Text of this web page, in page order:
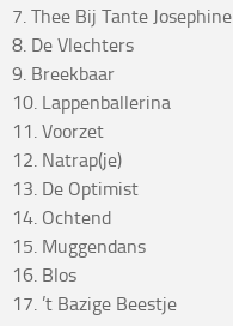
7. Thee Bij Tante Josephine
8. De Vlechters
9. Breekbaar
10. Lappenballerina
11. Voorzet
12. Natrap(je)
13. De Optimist
14. Ochtend
15. Muggendans
16. Blos
17. ’t Bazige Beestje